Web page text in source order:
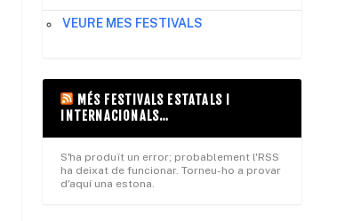
VEURE MES FESTIVALS
MÉS FESTIVALS ESTATALS I
INTERNACIONALS…
S'ha produït un error; probablement l'RSS
ha deixat de funcionar. Torneu-ho a provar
d'aquí una estona.